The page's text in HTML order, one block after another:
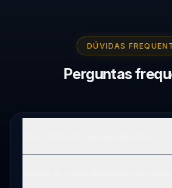
DÚVIDAS
Perguntas